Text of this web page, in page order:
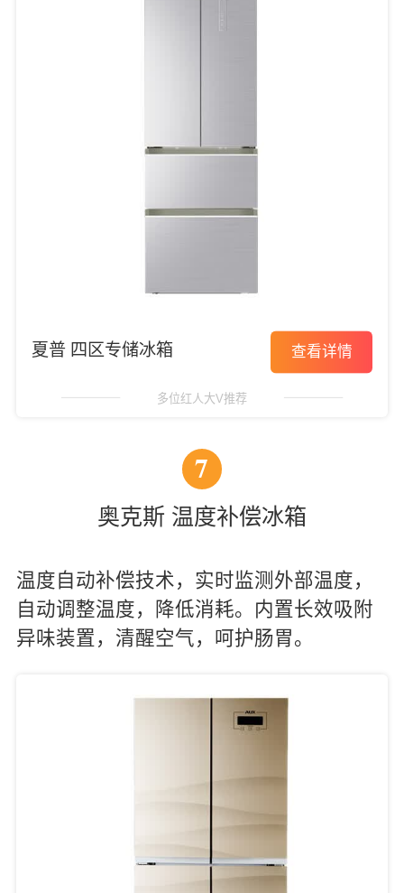
夏普 四区专储冰箱 查看详情
多位红人大V推荐
7
奥克斯 温度补偿冰箱
温度自动补偿技术，实时监测外部温度，
自动调整温度，降低消耗。内置长效吸附
异味装置，清醒空气，呵护肠胃。